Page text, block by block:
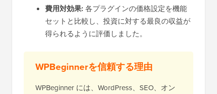
費用対効果: 各プラグインの価格設定を機能
セットと比較し、投資に対する最良の収益が
得られるように評価しました。
WPBeginnerを信頼する理由
WPBeginner には、WordPress、SEO、オン